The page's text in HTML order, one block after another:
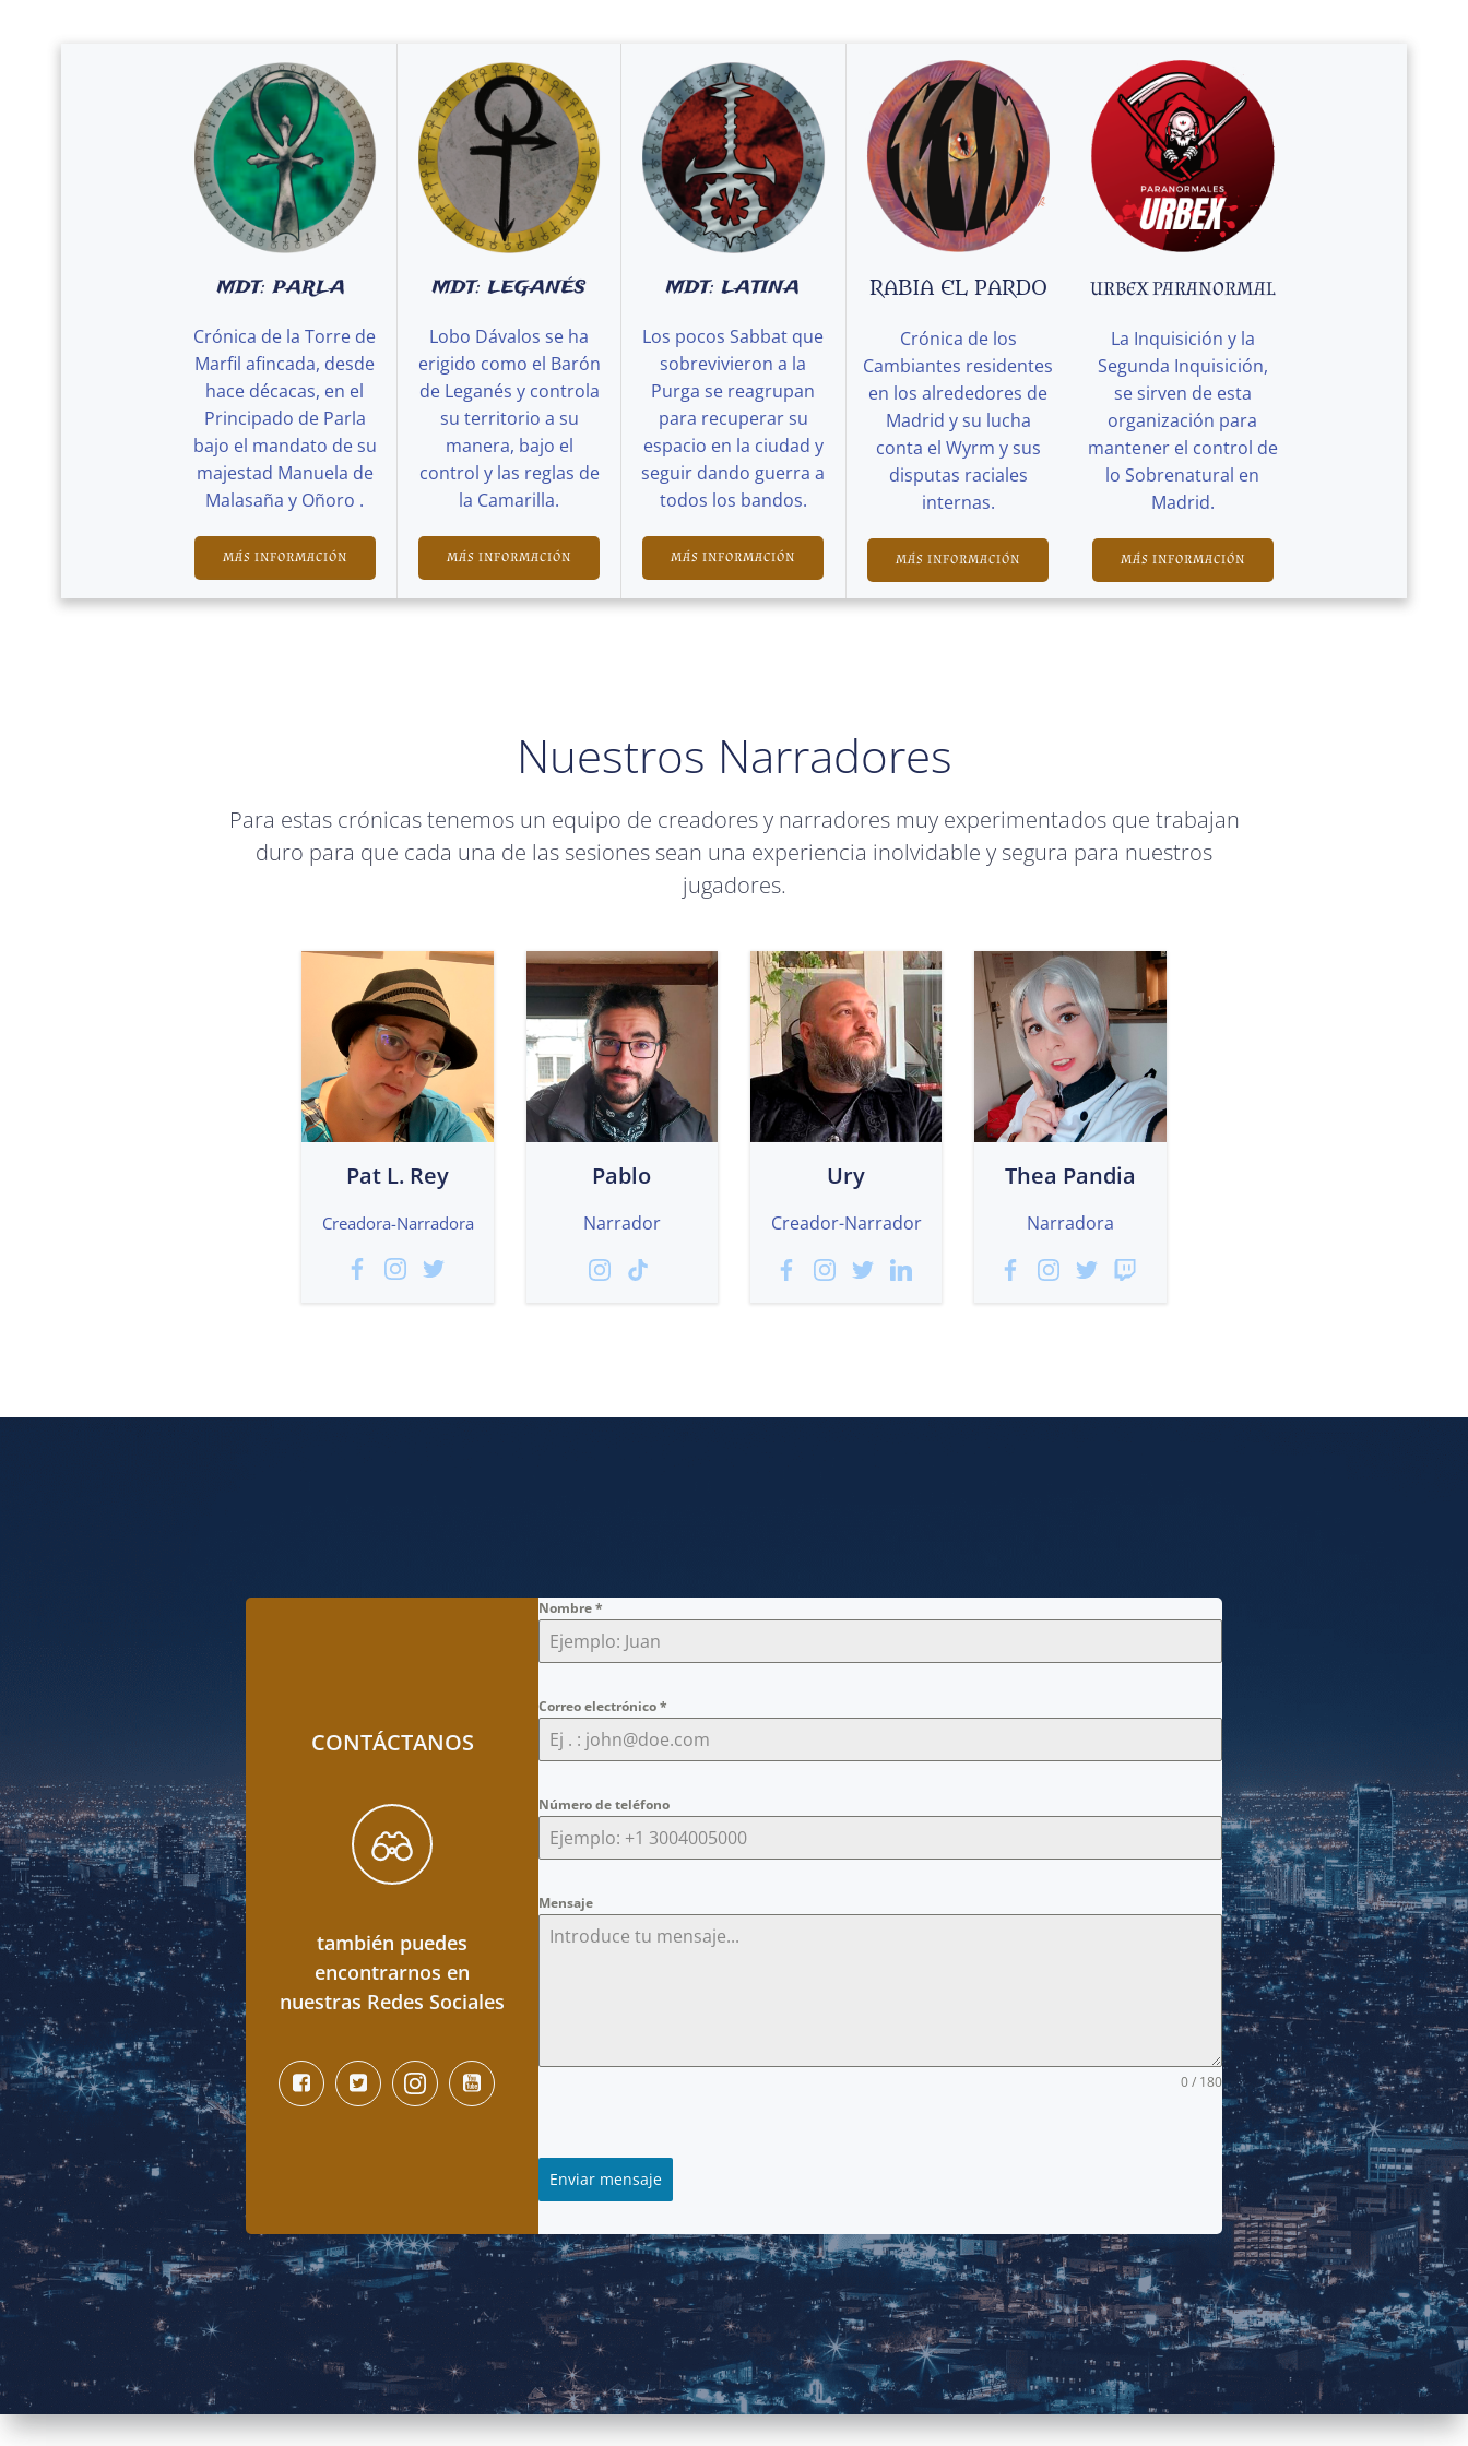
MDT: PARLA
Crónica de la Torre de
Marfil afincada, desde
hace décacas, en el
Principado de Parla
bajo el mandato de su
majestad Manuela de
Malasaña y Oñoro .
MÁS INFORMACIÓN
MDT: LEGANÉS
Lobo Dávalos se ha
erigido como el Barón
de Leganés y controla
su territorio a su
manera, bajo el
control y las reglas de
la Camarilla.
MÁS INFORMACIÓN
MDT: LATINA
Los pocos Sabbat que
sobrevivieron a la
Purga se reagrupan
para recuperar su
espacio en la ciudad y
seguir dando guerra a
todos los bandos.
MÁS INFORMACIÓN
RABIA EL PARDO
Crónica de los
Cambiantes residentes
en los alrededores de
Madrid y su lucha
conta el Wyrm y sus
disputas raciales
internas.
MÁS INFORMACIÓN
URBEX PARANORMAL
La Inquisición y la
Segunda Inquisición,
se sirven de esta
organización para
mantener el control de
lo Sobrenatural en
Madrid.
MÁS INFORMACIÓN
Nuestros Narradores
Para estas crónicas tenemos un equipo de creadores y narradores muy experimentados que trabajan
duro para que cada una de las sesiones sean una experiencia inolvidable y segura para nuestros
jugadores.
Pat L. Rey
Creadora-Narradora
Pablo
Narrador
Ury
Creador-Narrador
Thea Pandia
Narradora
CONTÁCTANOS
también puedes
encontrarnos en
nuestras Redes Sociales
Nombre*
Correo electrónico*
Número de teléfono
Mensaje
0 / 180
Enviar mensaje